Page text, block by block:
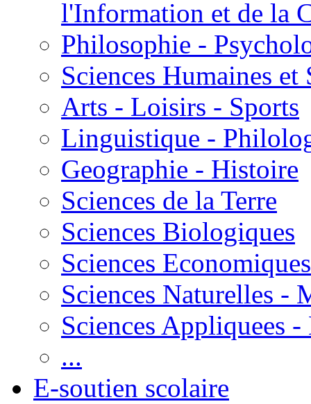
l'Information et de la
Philosophie -
Sciences Humaines et
Arts - Loisirs - Sports
Linguistique -
Geographie - Histoire
Sciences de la Terre
Sciences Biologiques
Sciences Economiques
Sciences Naturelles -
Sciences Appliquees
...
E-soutien scolaire